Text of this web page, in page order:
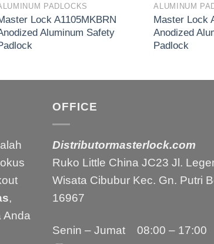
PADLOCKS
Lock A1105MKBRN
Aluminum Safety
ALUMINUM
Master Lock
Anodized
Padlock
,
Anda
OFFICE
Distributormasterlock.com
Ruko Little China JC23 Jl.
Wisata Cibubur Kec. Gn. Putri
16967
Senin – Jumat 08:00 – 17:00